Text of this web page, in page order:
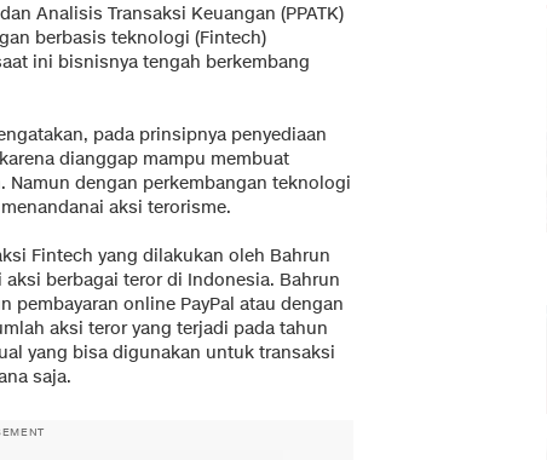
Analisis Transaksi Keuangan (PPATK)
berbasis teknologi (Fintech)
ini bisnisnya tengah berkembang
pada prinsipnya penyediaan
dianggap mampu membuat
dengan perkembangan teknologi
aksi terorisme.
Fintech yang dilakukan oleh Bahrun
berbagai teror di Indonesia. Bahrun
pembayaran online PayPal atau dengan
aksi teror yang terjadi pada tahun
yang bisa digunakan untuk transaksi
saja.